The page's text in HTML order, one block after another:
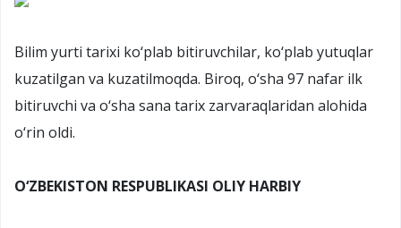
Bilim yurti tarixi ko‘plab bitiruvchilar, ko‘plab yutuqlar
kuzatilgan va kuzatilmoqda. Biroq, o‘sha 97 nafar ilk
bitiruvchi va o‘sha sana tarix zarvaraqlaridan alohida
o‘rin oldi.
O‘ZBEKISTON RESPUBLIKASI OLIY HARBIY